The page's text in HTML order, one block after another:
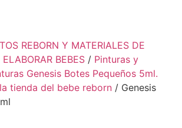
REBORN Y MATERIALES DE
BEBES / Pinturas y
Genesis Botes Pequeños 5ml.
tienda del bebe reborn / Genesis